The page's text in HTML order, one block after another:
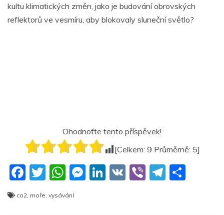
kultu klimatických změn, jako je budování obrovských
reflektorů ve vesmíru, aby blokovaly sluneční světlo?
Ohodnoťte tento příspěvek!
[Celkem: 9 Průměrně: 5]
F
a
c
T
itt
W
h
at
M Li V
Vi T
co2 moře vysávání